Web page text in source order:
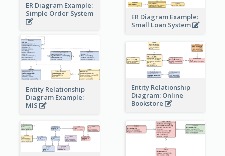
ER Diagram Example:
Simple Order System
ER Diagram Example:
Small Loan System
Entity Relationship
Diagram Example:
MIS
Entity Relationship
Diagram: Online
Bookstore